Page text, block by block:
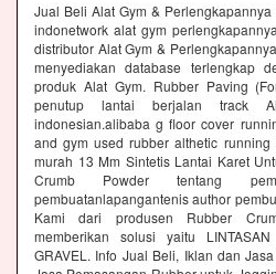
Jual Beli Alat Gym &
indonetwork alat gym
distributor Alat Gym &
menyediakan database terlengkap
produk Alat Gym. Rubber Paving
penutup lantai berjalan track
indonesian.alibaba g floor cover
and gym used rubber althetic running
murah 13 Mm Sintetis Lantai Karet
Crumb Powder tentang
pembuatanlapangantenis author
Kami dari produsen Rubber
memberikan solusi yaitu
GRAVEL. Info Jual Beli, Iklan dan